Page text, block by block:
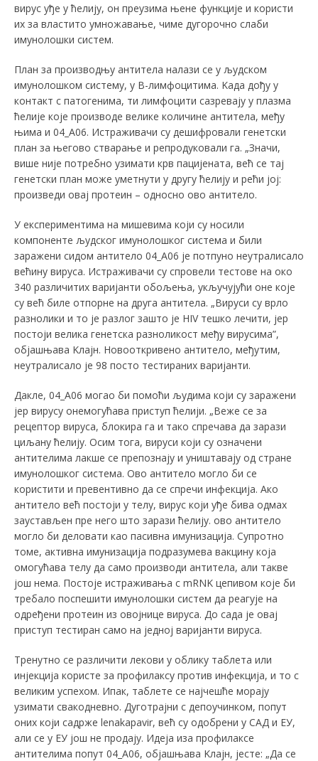
вирус уђе у ћелију, он преузима њене функције и користи
их за властито умножавање, чиме дугорочно слаби
имунолошки систем.
План за производњу антитела налази се у људском
имунолошком систему, у B-лимфоцитима. Kада дођу у
контакт с патогенима, ти лимфоцити сазревају у плазма
ћелије које производе велике количине антитела, међу
њима и 04_А06. Истраживачи су дешифровали генетски
план за његово стварање и репродуковали га. „Значи,
више није потребно узимати крв пацијената, већ се тај
генетски план може уметнути у другу ћелију и рећи јој:
произведи овај протеин – односно ово антитело.
У експериментима на мишевима који су носили
компоненте људског имунолошког система и били
заражени сидом антитело 04_А06 је потпуно неутралисало
већину вируса. Истраживачи су спровели тестове на око
340 различитих варијанти обољења, укључујући оне које
су већ биле отпорне на друга антитела. „Вируси су врло
разнолики и то је разлог зашто је HIV тешко лечити, јер
постоји велика генетска разноликост међу вирусима”,
објашњава Kлajн. Новооткривено антитело, међутим,
неутралисало je 98 посто тестираних варијанти.
Дакле, 04_А06 могао би помоћи људима који су заражени
јер вирусу онемогућава приступ ћелији. „Веже се за
рецептор вируса, блокира га и тако спречава да зарази
циљану ћелију. Осим тога, вируси који су означени
антителима лакше се препознају и уништавају од стране
имунолошког система. Ово антитело могло би се
користити и превентивно да се спречи инфекција. Ако
антитело већ постоји у телу, вирус који уђе бива одмах
заустављен пре него што зарази ћелију. ово антитело
могло би деловати као пасивна имунизација. Супротно
томе, активна имунизација подразумева вакцину која
омогућава телу да само производи антитела, али такве
још нема. Постоје истраживања с mRNK цепивом које би
требало поспешити имунолошки систем да реагује на
одређени протеин из овојнице вируса. До сада је овај
приступ тестиран само на једној варијанти вируса.
Тренутно се различити лекови у облику таблета или
инјекција користе за профилаксу против инфекција, и то с
великим успехом. Ипак, таблете се најчешће морају
узимати свакодневно. Дуготрајни с депоучинком, попут
оних који садрже lenakapavir, већ су одобрени у САД и ЕУ,
али се у ЕУ још не продају. Идеја иза профилаксе
антителима попут 04_А06, објашњава Kлajн, јесте: „Да се